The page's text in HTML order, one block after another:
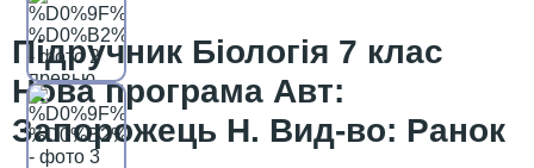
Підручник Біологія 7 клас
Нова програма Авт:
Запорожець Н. Вид-во: Ранок